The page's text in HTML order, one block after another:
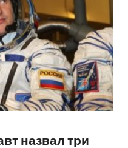
назвал три